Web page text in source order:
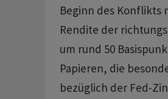
Beginn des Konflikts
Rendite der
um rund 50
Papieren, die
bezüglich der Fed-